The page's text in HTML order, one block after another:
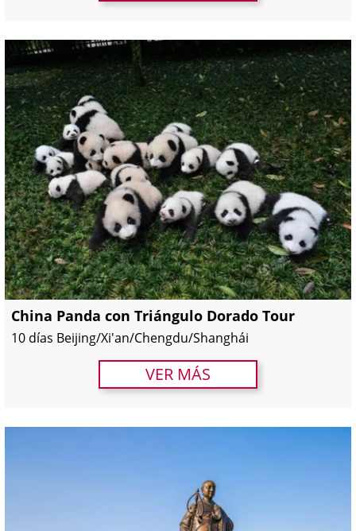
China Panda con Triángulo Dorado Tour
10 días Beijing/Xi'an/Chengdu/Shanghái
VER MÁS